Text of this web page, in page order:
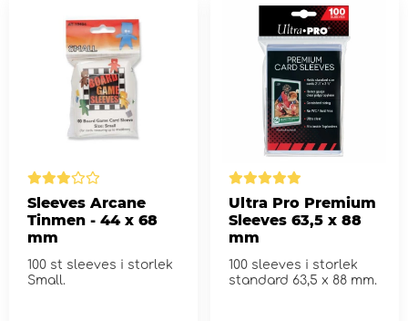
Sleeves Arcane
Tinmen - 44 x 68
mm
100 st sleeves i storlek
Small.
Ultra Pro Premium
Sleeves 63,5 x 88
mm
100 sleeves i storlek
standard 63,5 x 88 mm.